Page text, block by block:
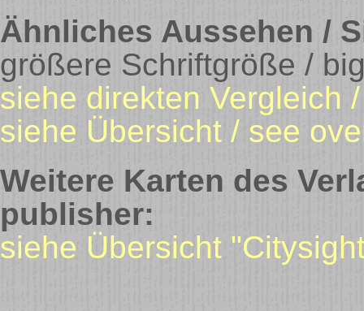
Ähnliches Aussehen /
größere Schriftgröße /
siehe direkten Vergleich
siehe Übersicht / see
Weitere Karten des
publisher:
siehe Übersicht